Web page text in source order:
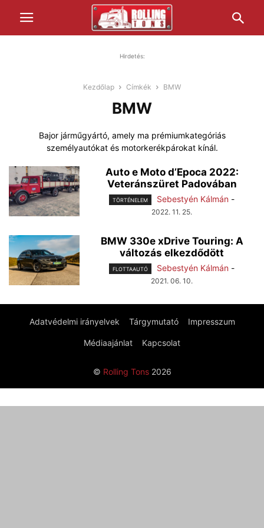
Hirdetés:
Kezdőlap Címkék BMW
BMW
Bajor járműgyártó, amely ma prémiumkategóriás
személyautókat és motorkerékpárokat kínál.
Auto e Moto d’Epoca 2022:
Veteránszüret Padovában
TÖRTÉNELEM Sebestyén Kálmán -
2022. 11. 25.
BMW 330e xDrive Touring: A
változás elkezdődött
FLOTTAAUTÓ Sebestyén Kálmán -
2021. 06. 10.
Adatvédelmi irányelvek Tárgymutató Impresszum
Médiaajánlat Kapcsolat
© Rolling Tons2026